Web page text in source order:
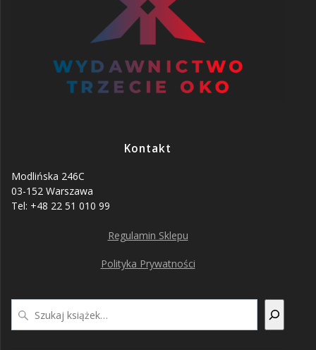
Kontakt
Modlińska 246C
03-152 Warszawa
Tel: +48 22 51 010 99
Regulamin Sklepu
Polityka Prywatności